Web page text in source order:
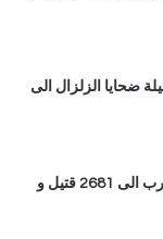
ضحايا الزلزال الى
ارتفاع عدد ضحايا زلزال المغرب الى 2681 قتيل و